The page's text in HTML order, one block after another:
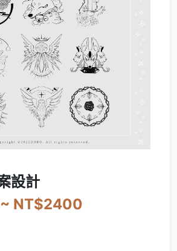
設計
NT$2400